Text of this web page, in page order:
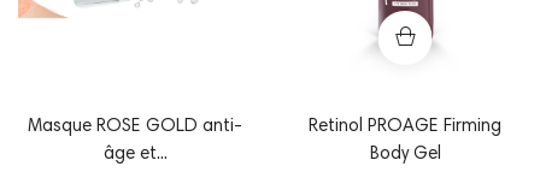
Masque ROSE GOLD anti-
âge et...
Retinol PROAGE Firming
Body Gel